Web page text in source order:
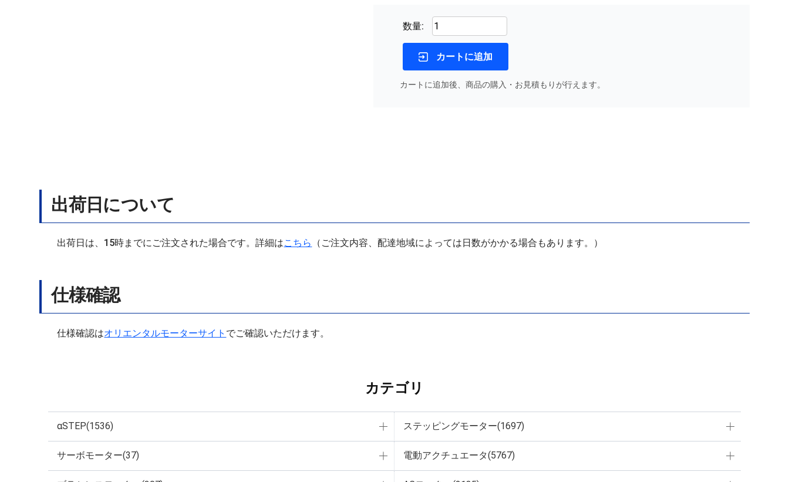
数量:
カートに追加
カートに追加後、商品の購入・お見積もりが行えます。
出荷日について
出荷日は、15時までにご注文された場合です。詳細はこちら （ご注文内容、配達地域によっては日数がかかる場合もあります。）
仕様確認
仕様確認はオリエンタルモーターサイト でご確認いただけます。
カテゴリ
αSTEP(1536) ステッピングモーター(1697)
サーボモーター(37) 電動アクチュエータ(5767)